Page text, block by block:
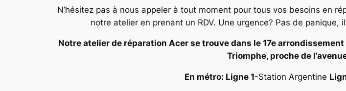
N’hésitez pas à nous appeler à tout moment pour tous vos besoins en
notre atelier en prenant un RDV. Une urgence? Pas de
Notre atelier de réparation Acer se trouve dans le 17e
Triomphe, proche de
En métro: Ligne 1-Station Argentine